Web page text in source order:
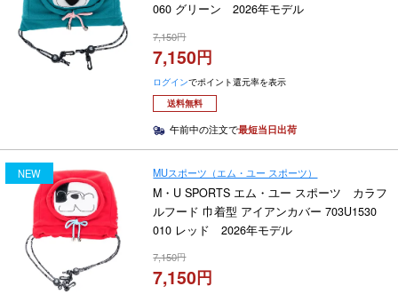
060 グリーン 2026年モデル
7,150
7,150
ログインでポイント還元率を表示
送料無料
午前中の注文で最短当日出荷
NEW MUスポーツ（エム・ユー スポーツ）
M・U SPORTS エム・ユー スポーツ カラフ
ルフード 巾着型 アイアンカバー 703U1530
010 レッド 2026年モデル
7,150
7,150